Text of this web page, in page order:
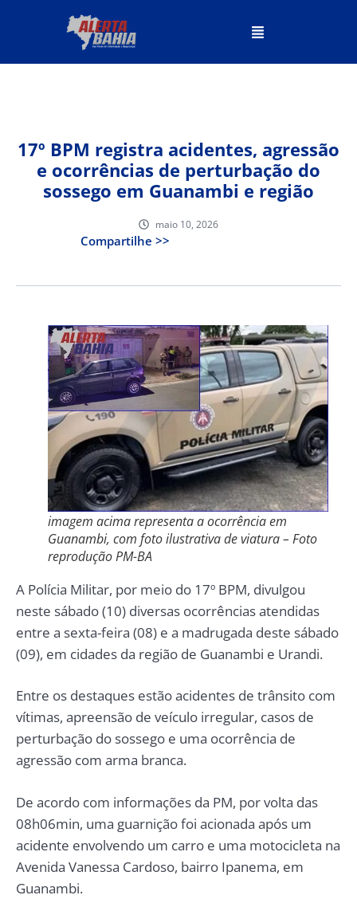
17º BPM registra acidentes, agressão
e ocorrências de perturbação do
sossego em Guanambi e região
maio 10, 2026
Compartilhe >>
imagem acima representa a ocorrência em
Guanambi, com foto ilustrativa de viatura – Foto
reprodução PM-BA
A Polícia Militar, por meio do 17º BPM, divulgou
neste sábado (10) diversas ocorrências atendidas
entre a sexta-feira (08) e a madrugada deste sábado
(09), em cidades da região de Guanambi e Urandi.
Entre os destaques estão acidentes de trânsito com
vítimas, apreensão de veículo irregular, casos de
perturbação do sossego e uma ocorrência de
agressão com arma branca.
De acordo com informações da PM, por volta das
08h06min, uma guarnição foi acionada após um
acidente envolvendo um carro e uma motocicleta na
Avenida Vanessa Cardoso, bairro Ipanema, em
Guanambi.